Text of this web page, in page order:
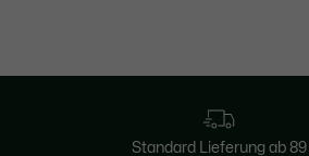
Standard Lieferung ab 89